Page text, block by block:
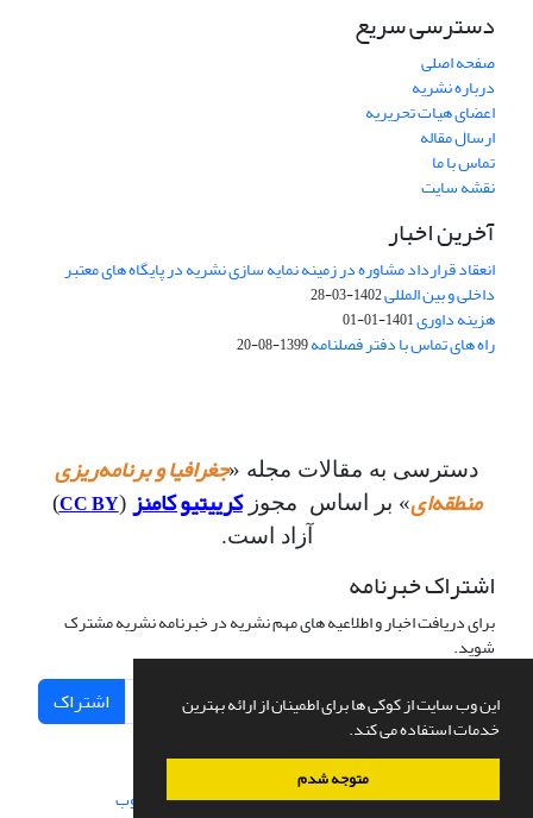
این وب سایت از کوکی ها برای اطمینان از ارائه بهترین
خدمات استفاده می کند.
متوجه شدم
دسترسی سریع
صفحه اصلی
درباره نشریه
اعضای هیات تحریریه
ارسال مقاله
تماس با ما
نقشه سایت
آخرین اخبار
انعقاد قرارداد مشاوره در زمینه نمایه سازی نشریه در پایگاه های معتبر
داخلی و بین المللی1402-03-28
هزینه داوری1401-01-01
راه های تماس با دفتر فصلنامه1399-08-20
دسترسی به مقالات مجله «جغرافیا و برنامه‌ریزی
منطقه‌ای» بر اساس مجوزکرییتیو کامنز (
CC BY
)
آزاد است.
اشتراک خبرنامه
برای دریافت اخبار و اطلاعیه های مهم نشریه در خبرنامه نشریه مشترک
شوید.
اشتراک
سامانه مدیریت نشریات علمی.طراحی و پیاده سازی از سیناوب